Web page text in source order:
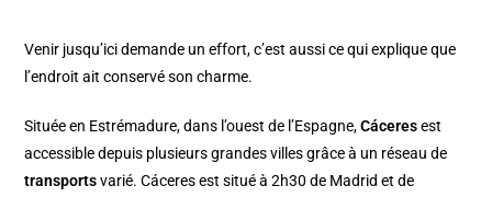
Venir jusqu’ici demande un effort, c’est aussi ce qui explique que
l’endroit ait conservé son charme.
Située en Estrémadure, dans l’ouest de l’Espagne,Cáceresest
accessible depuis plusieurs grandes villes grâce à un réseau de
transportsvarié. Cáceres est situé à 2h30 de Madrid et de